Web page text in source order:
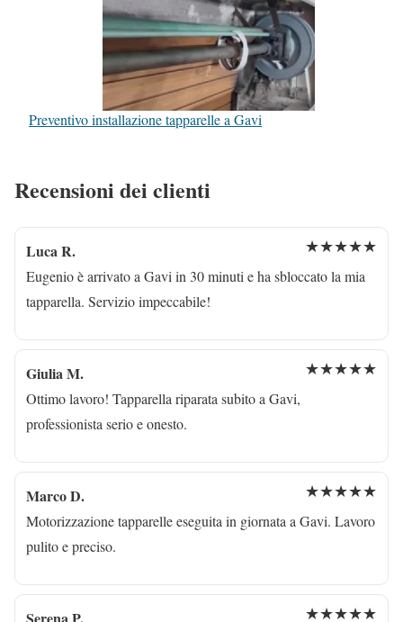
Preventivo installazione tapparelle a Gavi
Recensioni dei clienti
Luca R. ★★★★★
Eugenio è arrivato a Gavi in 30 minuti e ha sbloccato la mia
tapparella. Servizio impeccabile!
Giulia M. ★★★★★
Ottimo lavoro! Tapparella riparata subito a Gavi,
professionista serio e onesto.
Marco D. ★★★★★
Motorizzazione tapparelle eseguita in giornata a Gavi. Lavoro
pulito e preciso.
Serena P. ★★★★★